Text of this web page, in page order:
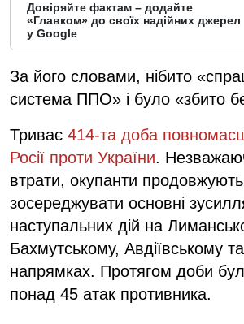
Довіряйте фактам – додайте
«Главком» до своїх надійних джерел
у Google
За його словами, нібито
система ППО» і було «збито
Триває 414-та доба
Росії проти України.
втрати, окупанти продовжують
зосереджувати основні
наступальних дій на
Бахмутському, Авдіївському
напрямках. Протягом доби
понад 45 атак противника.